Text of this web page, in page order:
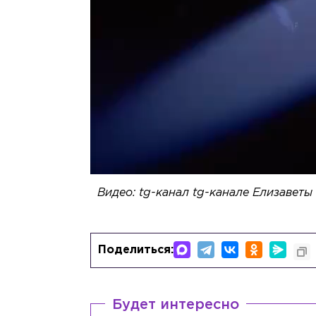
Видео: tg-канал tg-канале
Поделиться:
Будет интересно